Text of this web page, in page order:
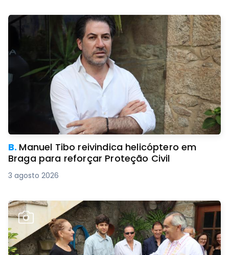
B. Manuel Tibo reivindica helicóptero em
Braga para reforçar Proteção Civil
3 agosto 2026